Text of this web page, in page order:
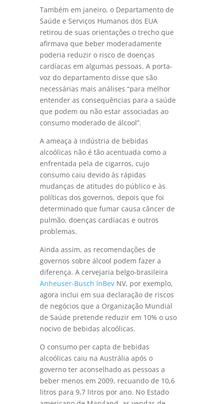
Também em janeiro, o Departamento de
Saúde e Serviços Humanos dos EUA
retirou de suas orientações o trecho que
afirmava que beber moderadamente
poderia reduzir o risco de doenças
cardíacas em algumas pessoas. A porta-
voz do departamento disse que são
necessárias mais análises “para melhor
entender as consequências para a saúde
que podem ou não estar associadas ao
consumo moderado de álcool”.
A ameaça à indústria de bebidas
alcoólicas não é tão acentuada como a
enfrentada pela de cigarros, cujo
consumo caiu devido às rápidas
mudanças de atitudes do público e às
políticas dos governos, depois que foi
determinado que fumar causa câncer de
pulmão, doenças cardíacas e outros
problemas.
Ainda assim, as recomendações de
governos sobre álcool podem fazer a
diferença. A cervejaria belgo-brasileira
Anheuser-Busch InBevNV, por exemplo,
agora inclui em sua declaração de riscos
de negócios que a Organização Mundial
de Saúde pretende reduzir em 10% o uso
nocivo de bebidas alcoólicas.
O consumo per capta de bebidas
alcoólicas caiu na Austrália após o
governo ter aconselhado as pessoas a
beber menos em 2009, recuando de 10,6
litros para 9,7 litros por ano. No Estado